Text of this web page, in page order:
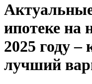
ипотеке на
2025 году
лучший